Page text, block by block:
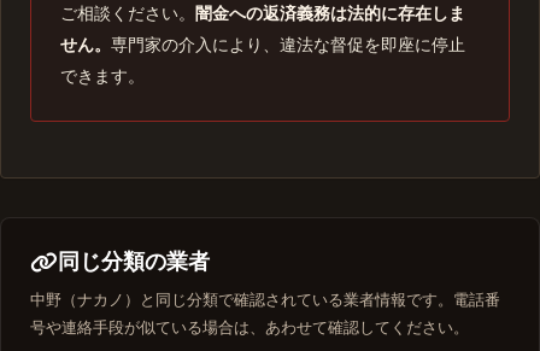
ご相談ください。 闇金への返済義務は法的に存在しま
せん。 専門家の介入により、違法な督促を即座に停止
できます。
同じ分類の業者
中野（ナカノ）と同じ分類で確認されている業者情報です。電話番
号や連絡手段が似ている場合は、あわせて確認してください。